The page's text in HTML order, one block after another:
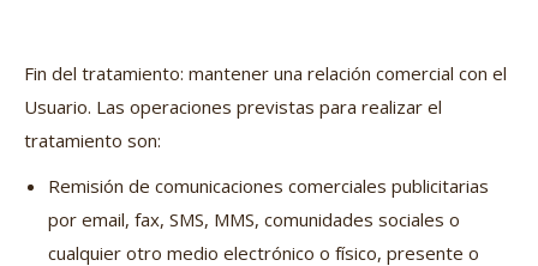
Fin del tratamiento: mantener una relación comercial con el
Usuario. Las operaciones previstas para realizar el
tratamiento son:
Remisión de comunicaciones comerciales publicitarias
por email, fax, SMS, MMS, comunidades sociales o
cualquier otro medio electrónico o físico, presente o